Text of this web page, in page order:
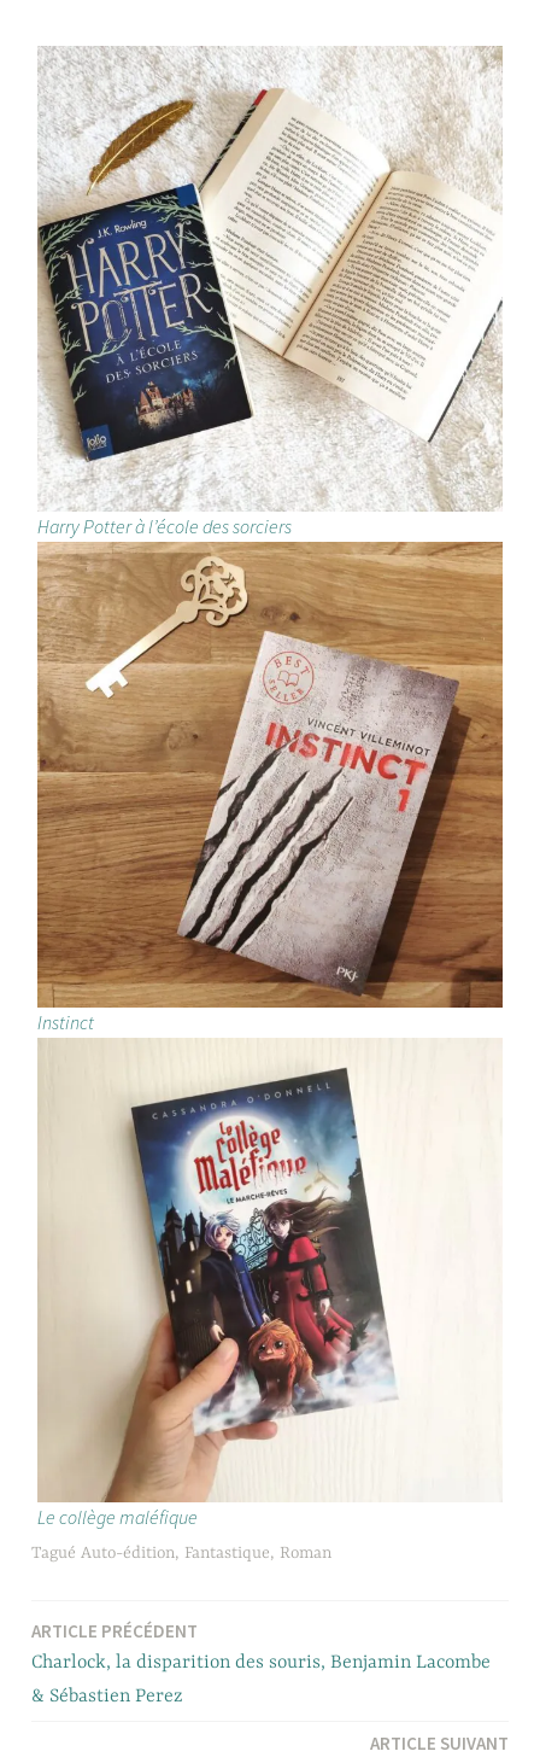
Harry Potter à l’école des sorciers
Instinct
Le collège maléfique
TaguéAuto-édition, Fantastique, Roman
Navigation
de
ARTICLE PRÉCÉDENT
Charlock, la disparition des souris, Benjamin Lacombe
& Sébastien Perez
ARTICLE SUIVANT